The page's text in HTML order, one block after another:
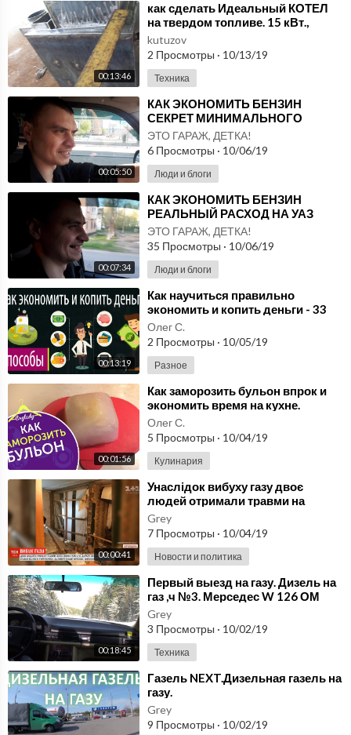
00:13:46
⁣как сделать Идеальный КОТЕЛ
на твердом топливе. 15 кВт.,
котел Холмова
kutuzov
2 Просмотры · 10/13/19
Техника
00:05:50
⁣КАК ЭКОНОМИТЬ БЕНЗИН
СЕКРЕТ МИНИМАЛЬНОГО
РАСХОДА ТОПЛИВА
ЭТО ГАРАЖ, ДЕТКА!
6 Просмотры · 10/06/19
Люди и блоги
00:07:34
⁣КАК ЭКОНОМИТЬ БЕНЗИН
РЕАЛЬНЫЙ РАСХОД НА УАЗ
ПОСЛЕ ДОРАБОТКИ
ЭТО ГАРАЖ, ДЕТКА!
35 Просмотры · 10/06/19
Люди и блоги
00:13:19
⁣Как научиться правильно
экономить и копить деньги - 33
совета накопить деньги и не
тратить их
Олег С.
2 Просмотры · 10/05/19
Разное
00:01:56
⁣Как заморозить бульон впрок и
экономить время на кухне.
Олег С.
5 Просмотры · 10/04/19
Кулинария
00:00:41
⁣Унаслідок вибуху газу двоє
людей отримали травми на
Харківщині
Grey
7 Просмотры · 10/04/19
Новости и политика
00:18:45
⁣Первый выезд на газу. Дизель на
газ ,ч №3. Мерседес W 126 ОМ
617.
Grey
3 Просмотры · 10/02/19
Техника
⁣Газель NEXT.Дизельная газель на
газу.
Grey
9 Просмотры · 10/02/19